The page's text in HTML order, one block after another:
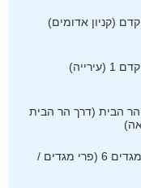
(קניון אדומים)
מעלה אדומים - דרך קדם 1 (עירייה)
הבית (דרך הר הבית
מעלה אדומים - פרי מגדים 6 (פרי מגדים /